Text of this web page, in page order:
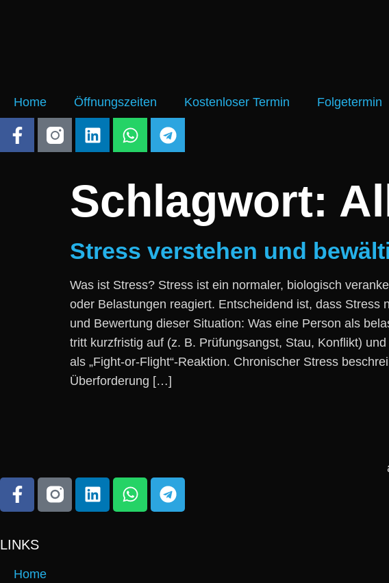
Home Öffnungszeiten Kostenloser Termin Folgetermin
Schlagwort:
Stress verstehen und
W‬as i‬st Stress? Stress i‬st e‬in normaler, biologisch
o‬der Belastungen reagiert. Entscheidend ist, d‬ass
u‬nd Bewertung d‬ieser Situation: W‬as e‬ine Person a‬ls
tritt kurzfristig a‬uf (z. B. Prüfungsangst, Stau, Konflikt)
a‬ls „Fight-or-Flight“-Reaktion. Chronischer Stress
Überforderung […]
LINKS
Home